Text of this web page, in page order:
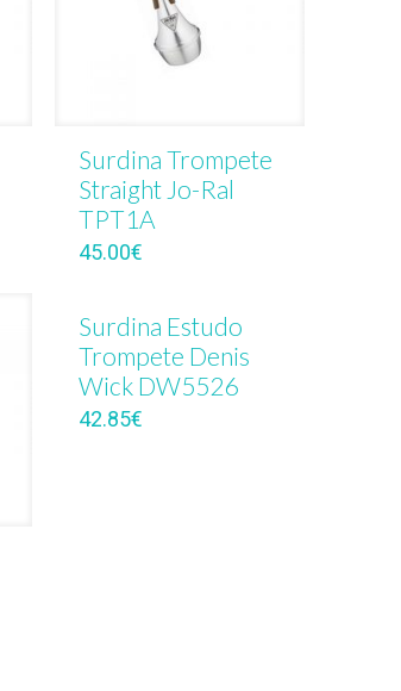
Surdina Trompete
Straight Jo-Ral
TPT1A
45.00€
Surdina Estudo
Trompete Denis
Wick DW5526
42.85€